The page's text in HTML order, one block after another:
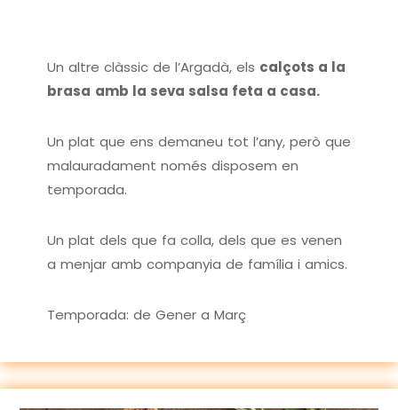
Un altre clàssic de l’Argadà, els calçots a la
brasa amb la seva salsa feta a casa.
Un plat que ens demaneu tot l’any, però que
malauradament només disposem en
temporada.
Un plat dels que fa colla, dels que es venen
a menjar amb companyia de família i amics.
Temporada: de Gener a Març